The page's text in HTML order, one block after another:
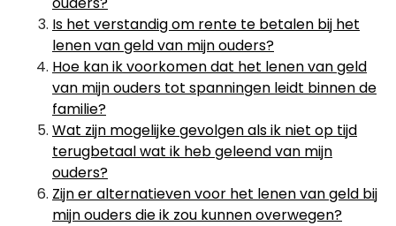
Is het verstandig om rente te betalen bij het
lenen van geld van mijn ouders?
Hoe kan ik voorkomen dat het lenen van geld
van mijn ouders tot spanningen leidt binnen de
familie?
Wat zijn mogelijke gevolgen als ik niet op tijd
terugbetaal wat ik heb geleend van mijn
ouders?
Zijn er alternatieven voor het lenen van geld bij
mijn ouders die ik zou kunnen overwegen?